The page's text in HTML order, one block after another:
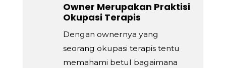
Owner Merupakan Praktisi
Okupasi Terapis
Dengan ownernya yang
seorang okupasi terapis tentu
memahami betul bagaimana